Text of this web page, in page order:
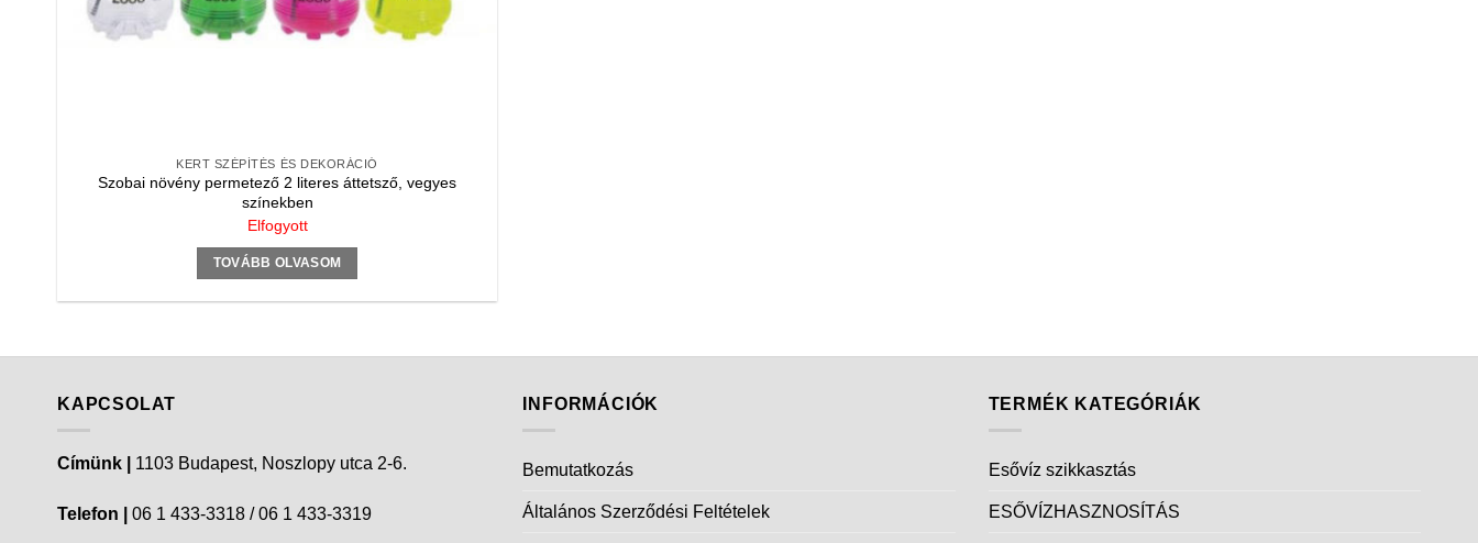
KERT SZÉPÍTÉS ÉS DEKORÁCIÓ
Szobai növény permetező 2 literes áttetsző, vegyes
színekben
Elfogyott
TOVÁBB OLVASOM
KAPCSOLAT
Címünk | 1103 Budapest, Noszlopy utca 2-6.
Telefon | 06 1 433-3318 / 06 1 433-3319
INFORMÁCIÓK
Bemutatkozás
Általános Szerződési Feltételek
TERMÉK KATEGÓRIÁK
Esővíz szikkasztás
ESŐVÍZHASZNOSÍTÁS